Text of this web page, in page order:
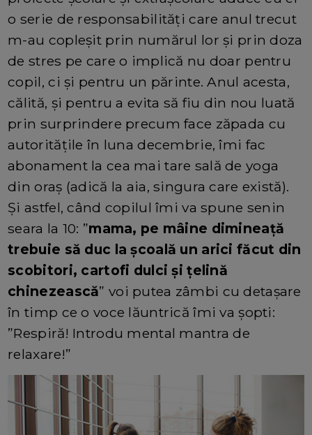
o serie de responsabilități care anul trecut
m-au copleșit prin numărul lor și prin doza
de stres pe care o implică nu doar pentru
copil, ci și pentru un părinte. Anul acesta,
călită, și pentru a evita să fiu din nou luată
prin surprindere precum face zăpada cu
autoritățile în luna decembrie, îmi fac
abonament la cea mai tare sală de yoga
din oraș (adică la aia, singura care există).
Și astfel, când copilul îmi va spune senin
seara la 10: ”mama, pe mâine dimineață
trebuie să duc la școală un arici făcut din
scobitori, cartofi dulci și țelină
chinezească” voi putea zâmbi cu detașare
în timp ce o voce lăuntrică îmi va șopti:
”Respiră! Introdu mental mantra de
relaxare!”